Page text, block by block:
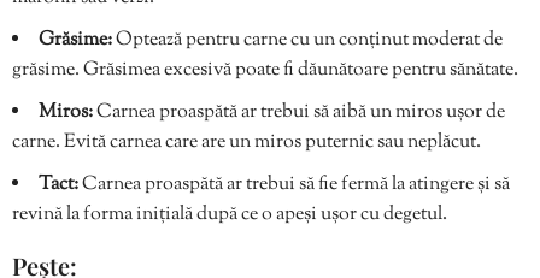
Grăsime:Optează pentru carne cu un conținut moderat de
grăsime. Grăsimea excesivă poate fi dăunătoare pentru sănătate.
Miros:Carnea proaspătă ar trebui să aibă un miros ușor de
carne. Evită carnea care are un miros puternic sau neplăcut.
Tact:Carnea proaspătă ar trebui să fie fermă la atingere și să
revină la forma inițială după ce o apeși ușor cu degetul.
Pește: